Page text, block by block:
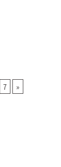
7 »